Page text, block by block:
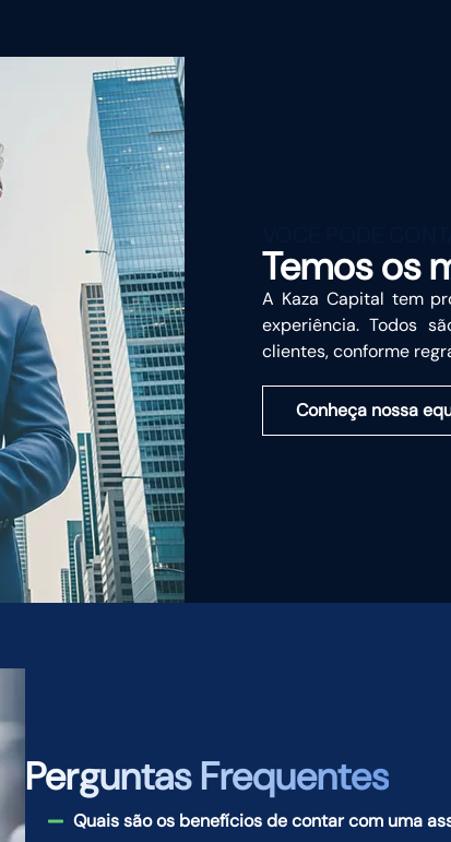
Temos os
A Kaza Capital tem
experiência. Todos
clientes, conforme
Conheça nossa
Perguntas Frequentes
Quais são os benefícios de contar com uma